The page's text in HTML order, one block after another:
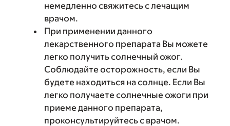
немедленно свяжитесь с лечащим
врачом.
При применении данного
лекарственного препарата Вы можете
легко получить солнечный ожог.
Соблюдайте осторожность, если Вы
будете находиться на солнце. Если Вы
легко получаете солнечные ожоги при
приеме данного препарата,
проконсультируйтесь с врачом.